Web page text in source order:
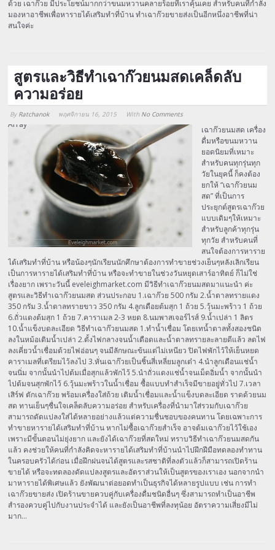
ด้วย เฉาก๊วย มีประโยชน์มากกว่าขนมหวานคลายร้อยที่เราคุ้นเคย สำหรับคนที่กำลัง
มองหาอาชีพเพื่อหารายได้เสริมทำที่บ้าน ทำเฉาก๊วยขายส่งเป็นอีกหนึ่งอาชีพที่น่า
สนใจค่ะ
สูตรและวิธีทำเฉาก๊วยนมสดเคล็ดลับ
ความอร่อย
By Ratchanok พฤศจิกายน 16, 2015 With No Comments
Array
เฉาก๊วยนมสด เครื่อง
ดื่มหรือขนมหวาน
ยอดนิยมที่เหมาะ
สำหรับคนทุกรุ่นทุก
วัยในยุคนี้ ก็คงต้อง
ยกให้ “เฉาก๊วยนม
สด” ที่เป็นการ
ประยุกต์สูตรเฉาก๊วย
แบบเดิมๆให้เหมาะ
สำหรับลูกค้าทุกรุ่น
ทุกวัย สำหรับคนที่
สนใจต้องการหาราย
ได้เสริมทำที่บ้าน หรือน้องๆนักเรียนนักศึกษาต้องการทำขายช่วงเย็นๆหลังเลิกเรียน
เป็นการหารายได้เสริมทำที่บ้าน หรือจะทำขายในช่วงวันหยุดเสาร์อาทิตย์ ก็ไม่ใช่
เรื่องยาก เพราะวันนี้ eveleighmarket.com มีวิธีทำเฉาก๊วยนมสดมาแนะนำ ค่ะ
สูตรและวิธีทำเฉาก๊วยนมสด ส่วนประกอบ 1.เฉาก๊วย 500 กรัม 2.น้ำตาลทรายแดง
350 กรัม 3.น้ำตาลทรายขาว 350 กรัม 4.ลูกเดือยต้มสุก 1 ถ้วย 5.วุ้นมะพร้าว 1 ถ้วย
6.ถั่วแดงต้มสุก 1 ถ้วย 7.คาราเมล 2-3 หยด 8.นมพาสเจอร์ไรส์ 9.น้ำเปล่า 1 ลิตร
10.น้ำแข็งบดละเอียด วิธีทำเฉาก๊วยนมสด 1.ทำน้ำเชื่อม โดยเทน้ำตาลทั้งสองชนิด
ลงในหม้อเติมน้ำเปล่า 2.ตั้งไฟกลางจนน้ำเดือดและน้ำตาลทรายละลายดีแล้ว ลดไฟ
ลงเคี่ยวน้ำเชื่อมด้วยไฟอ่อนๆ จนมีลักษณะข้นแต่ไม่เหนียว ปิดไฟพักไว้ให้เย็นหยด
คาราเมลที่เตรียมไว้ลงไป 3.หั่นเฉาก๊วยเป็นชิ้นสี่เหลี่ยมลูกเต๋า 4.นำลูกเดือนแช่น้ำ
จนนิ่ม จากนั้นนำไปต้มเมื่อสุกแล้วพักไว้ 5.นำถั่วแดงแช่น้ำจนเม็ดอิ่มน้ำ จากนั้นนำ
ไปต้มจนสุกพักไว้ 6.วุ้นมะพร้าวในน้ำเชื่อม ซื้อแบบทำสำเร็จมีขายอยู่ทั่วไป 7.เวลา
เสิร์ฟ ตักเฉาก๊วย พร้อมเครื่องใส่ถ้วย เติมน้ำเชื่อมและน้ำแข็งบดละเอียด ราดด้วยนม
สด ทานเย็นๆชื่นใจเคล็ดลับความอร่อย สำหรับเครื่องที่นำมาใส่รวมกับเฉาก๊วย
สามารถดัดแปลงใส่ได้หลายอย่างแล้วแต่ความชื่นชอบของคนทาน โดยเฉพาะการ
ทำขายหารายได้เสริมทำที่บ้าน หากไม่ซื้อเฉาก๊วยสำเร็จ อาจต้มเฉาก๊วยไว้ใช้เอง
เพราะมีขั้นตอนไม่ยุ่งยาก และยังได้เฉาก๊วยที่สดใหม่ ทราบวิธีทำเฉาก๊วยนมสดกัน
แล้ว คงช่วยให้คนที่กำลังคิดจะหารายได้เสริมทำที่บ้านนำไปฝึกฝีมือทดลองทำทาน
ในครอบครัวได้ก่อน เมื่อฝึกฝนจนได้สูตรและรสชาติที่ลงตัวแล้วก็สามารถเปิดร้าน
ขายได้ หรือจะทดลองดัดแปลงสูตรและอัตราส่วนให้เป็นสูตรของเราเอง นอกจากนำ
มาหารายได้พิเศษแล้ว ยังพัฒนาต่อยอดทำเป็นธุรกิจได้หลายรูปแบบ เช่น การทำ
เฉาก๊วยขายส่ง เปิดร้านขายควบคู่กับเครื่องดื่มชนิดอื่นๆ ซึ่งสามารถทำเป็นอาชีพ
สำรองควบคู่ไปกับงานประจำได้ และยังเป็นอาชีพที่ลงทุน้อย อัตราความเสี่ยงมีไม่
มาก…